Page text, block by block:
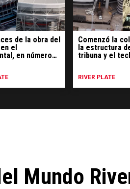
de la obra del
el
en números:
Comenzó la
la estructura
tribuna y el
RIVER PLATE
Mundo